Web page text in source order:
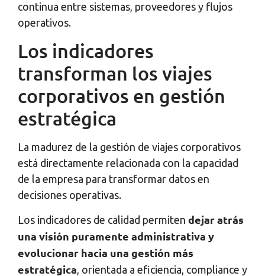
continua entre sistemas, proveedores y flujos
operativos.
Los indicadores
transforman los viajes
corporativos en gestión
estratégica
La madurez de la gestión de viajes corporativos
está directamente relacionada con la capacidad
de la empresa para transformar datos en
decisiones operativas.
Los indicadores de calidad permiten dejar atrás
una visión puramente administrativa y
evolucionar hacia una gestión más
estratégica , orientada a eficiencia, compliance y